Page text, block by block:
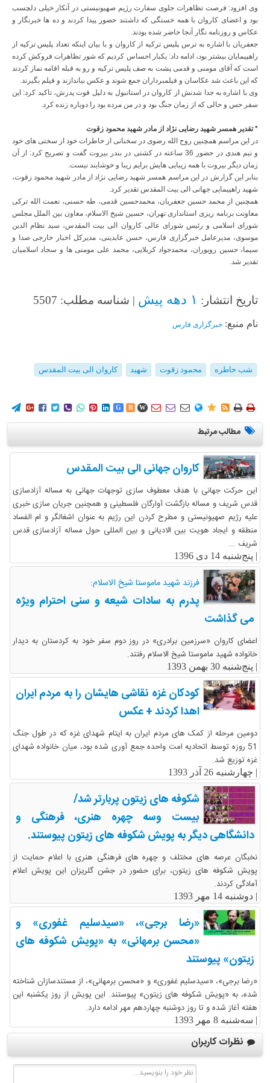
وی افزود: فرصت تظاهرات جلوی سفارت رژیم صهیونیستی در آنکار خیلی دلچسب
بود و اعضای کاروان با همه خستگی که داشتند حضور پیدا کردند و ده ها خبرنگار و
عکاس و روزنامه نگار آنجا حاضر شده بودند.
جعفریان با اشاره به ترس پلیس ترکیه از کاروان و با بیان اینکه تعداد پلیس ترکیه از
راهپیمایان بیشتر بود، ادامه داد: یکبار احساس کردیم که شور تظاهرات فروکش کرده
است که آقای مومنی و قدمی پشت به صف پلیس ترکیه و رو به قبله اقامه نماز کردند
که این باعث شد عکاسان و فیلمبرداران جمع شوند و عکس بیاندازند و فیلم بگیرند.
وی با اشاره به جدا شدنش از کاروان در استانبول به دلیل فوت پدرش، تاکید کرد: این
سفر حس و حالی که از زمان جنگ بود و در من مرده بود را دوباره زنده کرد.
* تقدیر همسر شهید رضایی نژاد از مادر شهید محمود زقوت
در این مراسم همچنین روح الله رضوی در سخنانی از خاطرات خود از سختی های خود
و تیم هندی در حضور 36 ساعته در کشتی در بندر بیروت گفت و تصریح کرد: از آن
زمان دیگر بیروت با همه زیبایی هایش برایم زیبا و خوشایند نیست.
بنابر این گزارش در این مراسم همسر شهید رضایی نژاد از مادر شهید محمود زقوت،
شهید راهپیمایی جهانی الی بیت المقدس تقدیر کرد.
همچنین از محمد حسین جعفریان، محمدحسین قدمی، طه حسنی، نعمت الله ترکی
معاونت برنامه ریزی استانداری تهران، حسین شیخ الاسلام، معاون بین الملل مجلس
شورای اسلامی و رئیس شورای عالی کاروان الی بیت المقدس، سید نظام الدین
موسوی، مدیرعامل خبرگزاری فارس، حسن عابدینی، مدیرکل اخبار خارجی صدا و
سیما، حسین رویوران، محمدجواد کربلایی، محمد علی مومنی ها و سجاد اسلامیان
تقدیر شد.
تاریخ انتشار: ۱ دهه پیش | شناسه مطلب: 5507
نام منبع: خبرگزاری فارس
شب خاطره محمود زقوت شهید کاروان الی بیت المقدس
        G B W        
مطالب مرتبط
کاروان جهانی الی بیت المقدس
این حرکت جهانی با هدف معطوف سازی توجهات جهانی به مساله آزادسازی
قدس شریف و مساله بازگشت آوارگان فلسطینی و همچنین جریان سازی خبری
علیه رژیم صهیونیستی و مطرح کردن این رژیم به عنوان اشغالگر و ام الفساد
منطقه و ایجاد هویت بین الادیانی و بین المللی حول مساله آزادسازی قدس
شریف ...
| پنج‌شنبه 14 دی 1396
فرزند شهید ماموستا شیخ الاسلام:
پدرم به سادات شیعه و سنی احترام ویژه
می گذاشت
اعضای کاروان «سرزمین برادری» در روز دوم سفر خود به کردستان به دیدار
خانواده شهید ماموستا شیخ الاسلام رفتند.
| پنج‌شنبه 30 بهمن 1393
کودکان غزه نقاشی هایشان را به مردم ایران
اهدا کردند + عکس
دومین مرحله از کمک های مردم ایران به ایتام شهدای غزه که در طول جنگ
51 روزه توسط اتحادیه امت واحده جمع آوری شده بود، میان خانواده شهدای
غزه توزیع شد.
| چهارشنبه 26 آذر 1393
شکوفه های زیتون پربارتر شد/
بیست وسه چهره هنری، فرهنگی و
دانشگاهی دیگر به پویش شکوفه های زیتون پیوستند.
نخبگان عرصه های مختلف و چهره های فرهنگی هنری با اعلام حمایت از
پویش شکوفه های زیتون، برای حضور در جشن گلریزان این پویش اعلام
آمادگی کردند.
| دوشنبه 14 مهر 1393
«رضا برجی»، «سیدسلیم غفوری» و
«محسن برمهانی» به «پویش شکوفه های
زیتون» پیوستند
«رضا برجی»، «سیدسلیم غفوری» و «محسن برمهانی»، از مستندسازان شناخته
شده، به «پویش شکوفه های زیتون» پیوستند. این پویش از روز یکشنبه این
هفته آغاز شده و تا روز دوشنبه چهاردهم مهر ادامه دارد.
| سه‌شنبه 8 مهر 1393
نظرات کاربران